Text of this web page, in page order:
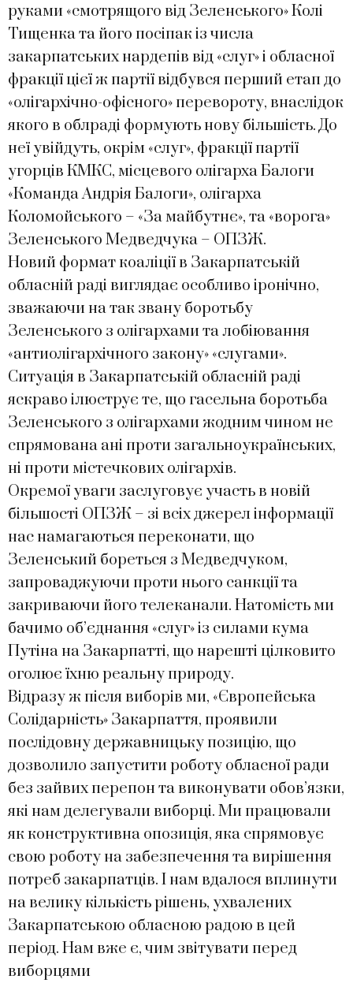
руками «смотрящого від Зеленського» Колі
Тищенка та його посіпак із числа
закарпатських нардепів від «слуг» і обласної
фракції цієї ж партії відбувся перший етап до
«олігархічно-офісного» перевороту, внаслідок
якого в облраді формують нову більшість. До
неї увійдуть, окрім «слуг», фракції партії
угорців КМКС, місцевого олігарха Балоги
«Команда Андрія Балоги», олігарха
Коломойського – «За майбутнє», та «ворога»
Зеленського Медведчука – ОПЗЖ.
Новий формат коаліції в Закарпатській
обласній раді виглядає особливо іронічно,
зважаючи на так звану боротьбу
Зеленського з олігархами та лобіювання
«антиолігархічного закону» «слугами».
Ситуація в Закарпатській обласній раді
яскраво ілюструє те, що гасельна боротьба
Зеленського з олігархами жодним чином не
спрямована ані проти загальноукраїнських,
ні проти містечкових олігархів.
Окремої уваги заслуговує участь в новій
більшості ОПЗЖ – зі всіх джерел інформації
нас намагаються переконати, що
Зеленський бореться з Медведчуком,
запроваджуючи проти нього санкції та
закриваючи його телеканали. Натомість ми
бачимо об’єднання «слуг» із силами кума
Путіна на Закарпатті, що нарешті цілковито
оголює їхню реальну природу.
Відразу ж після виборів ми, «Європейська
Солідарність» Закарпаття, проявили
послідовну державницьку позицію, що
дозволило запустити роботу обласної ради
без зайвих перепон та виконувати обов’язки,
які нам делегували виборці. Ми працювали
як конструктивна опозиція, яка спрямовує
свою роботу на забезпечення та вирішення
потреб закарпатців. І нам вдалося вплинути
на велику кількість рішень, ухвалених
Закарпатською обласною радою в цей
період. Нам вже є, чим звітувати перед
виборцями